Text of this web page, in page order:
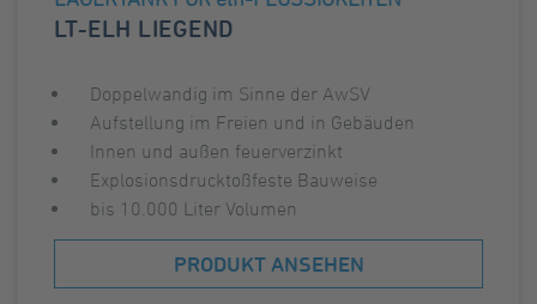
LT-ELH LIEGEND
Doppelwandig im Sinne der AwSV
Aufstellung im Freien und in Gebäuden
Innen und außen feuerverzinkt
Explosionsdrucktoßfeste Bauweise
bis 10.000 Liter Volumen
PRODUKT ANSEHEN